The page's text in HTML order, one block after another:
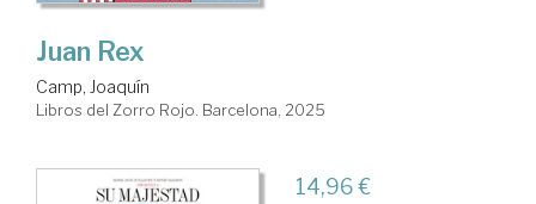
Juan Rex
Camp, Joaquín
Libros del Zorro Rojo. Barcelona, 2025
14,96 €